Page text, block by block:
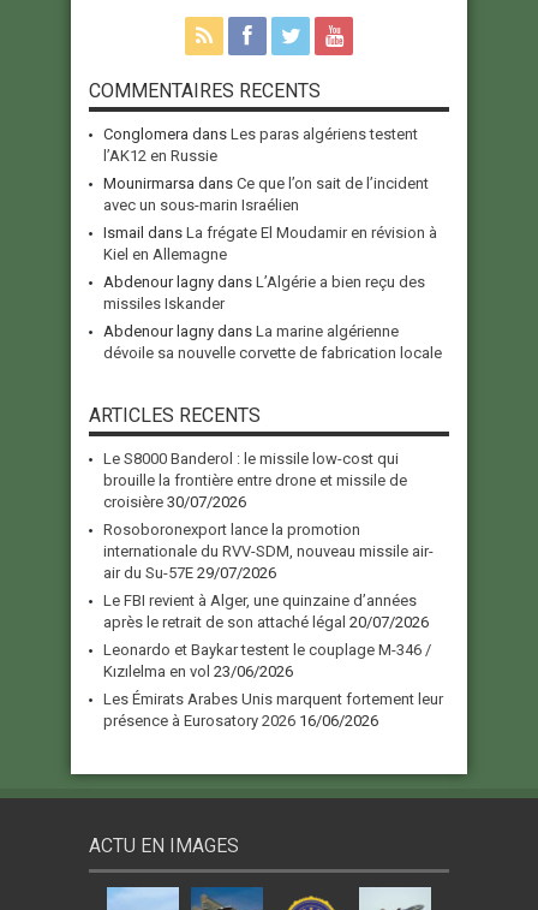
COMMENTAIRES RECENTS
Conglomera dans Les paras algériens testent
l’AK12 en Russie
Mounirmarsa dans Ce que l’on sait de l’incident
avec un sous-marin Israélien
Ismail dans La frégate El Moudamir en révision à
Kiel en Allemagne
Abdenour lagny dans L’Algérie a bien reçu des
missiles Iskander
Abdenour lagny dans La marine algérienne
dévoile sa nouvelle corvette de fabrication locale
ARTICLES RECENTS
Le S8000 Banderol : le missile low-cost qui
brouille la frontière entre drone et missile de
croisière 30/07/2026
Rosoboronexport lance la promotion
internationale du RVV-SDM, nouveau missile air-
air du Su-57E 29/07/2026
Le FBI revient à Alger, une quinzaine d’années
après le retrait de son attaché légal 20/07/2026
Leonardo et Baykar testent le couplage M-346 /
Kızılelma en vol 23/06/2026
Les Émirats Arabes Unis marquent fortement leur
présence à Eurosatory 2026 16/06/2026
ACTU EN IMAGES